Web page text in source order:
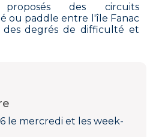
des circuits
ou paddle entre l'île Fanac
degrés de difficulté et
le mercredi et les week-